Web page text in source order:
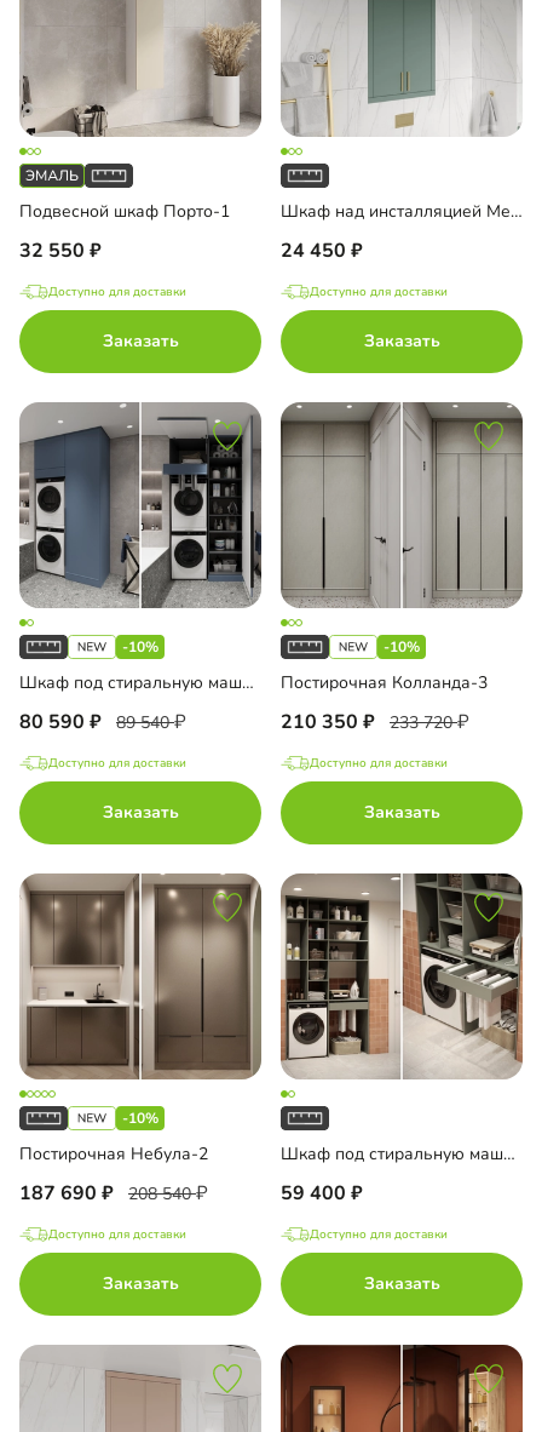
Подвесной шкаф Порто-1
32 550
Доступно для доставки
Заказать
Шкаф над инсталляцией Ментон-3
24 450
Доступно для доставки
Заказать
-10%
Шкаф под стиральную машину Колланда-4
80 590 89 540
Доступно для доставки
Заказать
-10%
Постирочная Колланда-3
210 350 233 720
Доступно для доставки
Заказать
-10%
Постирочная Небула-2
187 690 208 540
Доступно для доставки
Заказать
Шкаф под стиральную машину Пьоджа-4
59 400
Доступно для доставки
Заказать